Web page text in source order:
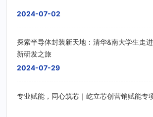
2024-07-02
探索半导体封装新天地：清华&南大学生走
新研发之旅
2024-07-29
专业赋能，同心筑芯｜屹立芯创营销赋能专